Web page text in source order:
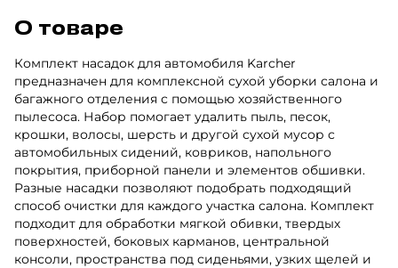
О товаре
Комплект насадок для автомобиля Karcher
предназначен для комплексной сухой уборки салона и
багажного отделения с помощью хозяйственного
пылесоса. Набор помогает удалить пыль, песок,
крошки, волосы, шерсть и другой сухой мусор с
автомобильных сидений, ковриков, напольного
покрытия, приборной панели и элементов обшивки.
Разные насадки позволяют подобрать подходящий
способ очистки для каждого участка салона. Комплект
подходит для обработки мягкой обивки, твердых
поверхностей, боковых карманов, центральной
консоли, пространства под сиденьями, узких щелей и